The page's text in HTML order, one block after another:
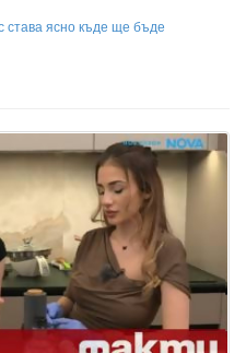
ясно къде ще бъде